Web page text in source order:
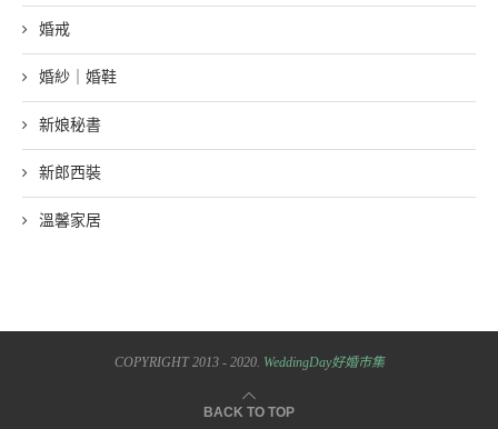
婚戒
婚紗｜婚鞋
新娘秘書
新郎西裝
溫馨家居
COPYRIGHT 2013 - 2020. WeddingDay好婚市集
BACK TO TOP